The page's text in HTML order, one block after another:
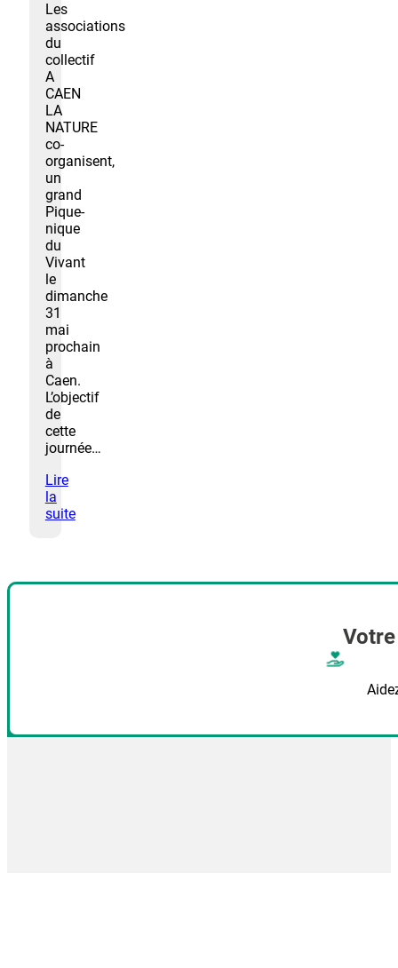
Les
associations
du
collectif
A
CAEN
LA
NATURE
co-
organisent,
un
grand
Pique-
nique
du
Vivant
le
dimanche
31
mai
prochain
à
Caen.
L’objectif
de
cette
journée…
Lire
la
suite